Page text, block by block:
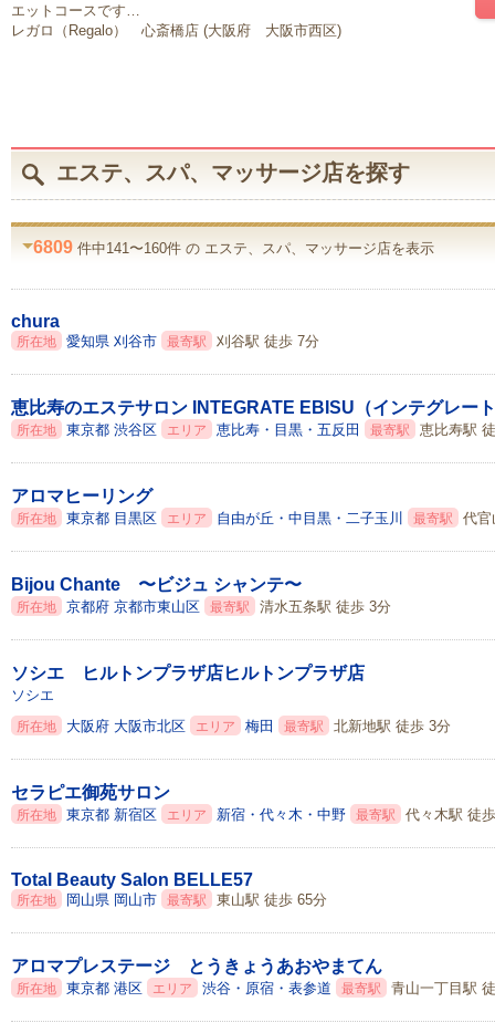
エットコースです…
レガロ（Regalo） 心斎橋店 (大阪府 大阪市西区)
エステ、スパ、マッサージ店を探す
6809 件中141〜160件 の エステ、スパ、マッサージ店を表示
chura
所在地 愛知県 刈谷市 最寄駅 刈谷駅 徒歩 7分
恵比寿のエステサロン INTEGRATE EBISU（インテグレー
所在地 東京都 渋谷区 エリア 恵比寿・目黒・五反田 最寄駅 恵比寿駅
アロマヒーリング
所在地 東京都 目黒区 エリア 自由が丘・中目黒・二子玉川 最寄駅 代官
Bijou Chante 〜ビジュ シャンテ〜
所在地 京都府 京都市東山区 最寄駅 清水五条駅 徒歩 3分
ソシエ ヒルトンプラザ店ヒルトンプラザ店
ソシエ
所在地 大阪府 大阪市北区 エリア 梅田 最寄駅 北新地駅 徒歩 3分
セラピエ御苑サロン
所在地 東京都 新宿区 エリア 新宿・代々木・中野 最寄駅 代々木駅 徒
Total Beauty Salon BELLE57
所在地 岡山県 岡山市 最寄駅 東山駅 徒歩 65分
アロマプレステージ とうきょうあおやまてん
所在地 東京都 港区 エリア 渋谷・原宿・表参道 最寄駅 青山一丁目駅